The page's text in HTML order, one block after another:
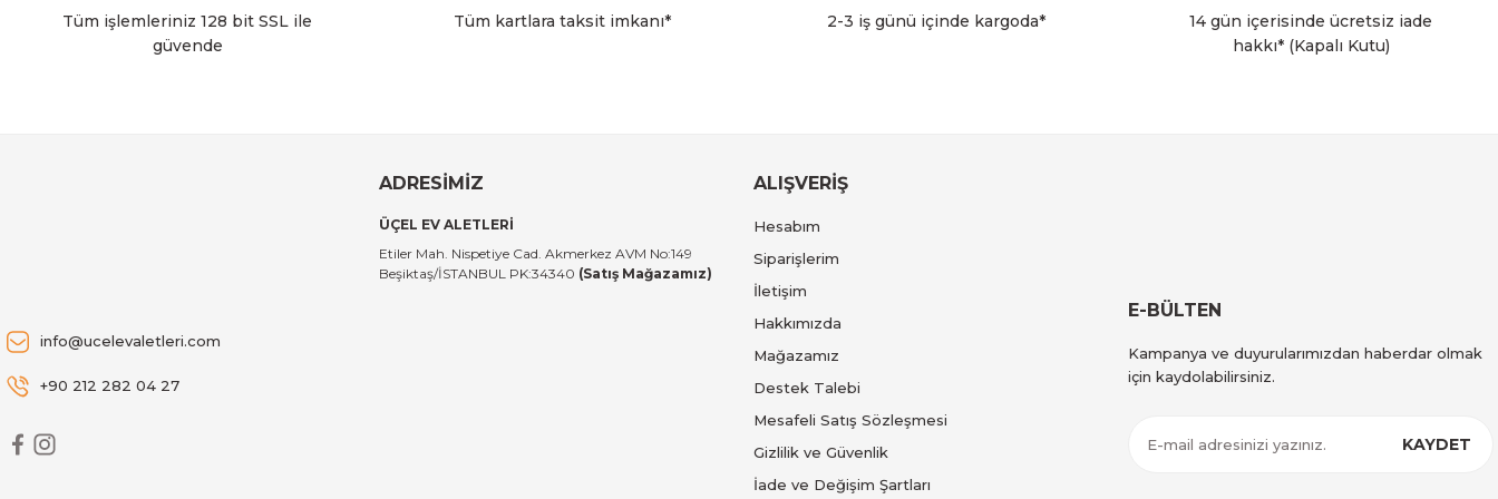
532,00 TL
Brabantia BRA 114106 NewIcon Matt Black Pedallı Çöp Kutusu 20L
5.996,00 TL
Brabantia BRA 114045 NewIcon Platinum Pedallı Çöp Kutusu 20L
Tüm işlemleriniz 128 bit SSL ile
güvende
Tüm kartlara taksit imkanı* 2-3 iş günü içinde kargoda*
14 gün içerisinde ücretsiz iade
hakkı* (Kapalı Kutu)
info@ucelevaletleri.com
+90 212 282 04 27
ADRESİMİZ
ÜÇEL EV ALETLERİ
Etiler Mah. Nispetiye Cad. Akmerkez AVM No:149
Beşiktaş/İSTANBUL PK:34340 (Satış Mağazamız)
ALIŞVERİŞ
Hesabım
Siparişlerim
İletişim
Hakkımızda
Mağazamız
Destek Talebi
Mesafeli Satış Sözleşmesi
Gizlilik ve Güvenlik
İade ve Değişim Şartları
E-BÜLTEN
Kampanya ve duyurularımızdan haberdar olmak
için kaydolabilirsiniz.
KAYDET